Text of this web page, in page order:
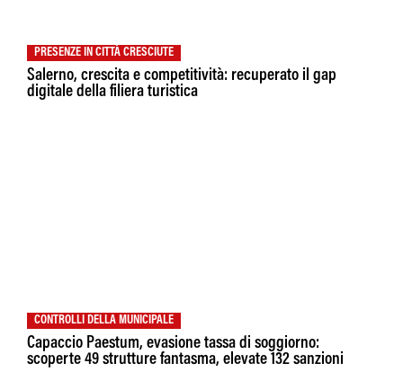
PRESENZE IN CITTÀ CRESCIUTE
Salerno, crescita e competitività: recuperato il gap
digitale della filiera turistica
CONTROLLI DELLA MUNICIPALE
Capaccio Paestum, evasione tassa di soggiorno:
scoperte 49 strutture fantasma, elevate 132 sanzioni